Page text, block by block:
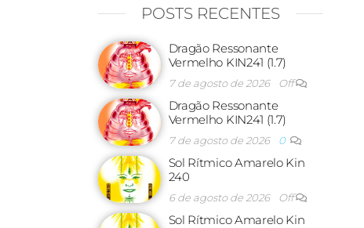
POSTS RECENTES
Dragão Ressonante
Vermelho KIN241 (1.7)
7 de agosto de 2026 Off
Dragão Ressonante
Vermelho KIN241 (1.7)
7 de agosto de 2026 0
Sol Rítmico Amarelo Kin
240
6 de agosto de 2026 Off
Sol Rítmico Amarelo Kin